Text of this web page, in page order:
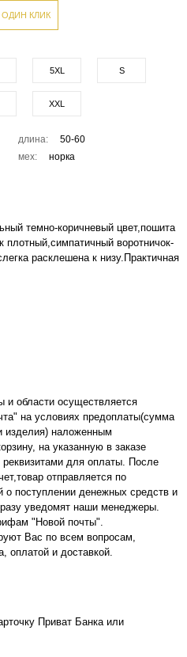
ОДИН КЛИК
5XL S
XXL
длина:
50-60
мех:
норка
темно-коричневый цвет,пошита
плотный,симпатичный воротничок-
расклешена к низу.Практичная
и области осуществляется
на условиях предоплаты(сумма
изделия) наложенным
на указанную в заказе
реквизитами для оплаты. После
отправляется по
поступлении денежных средств и
уведомят наши менеджеры.
"Новой почты".
Вас по всем вопросам,
оплатой и доставкой.
Приват Банка или